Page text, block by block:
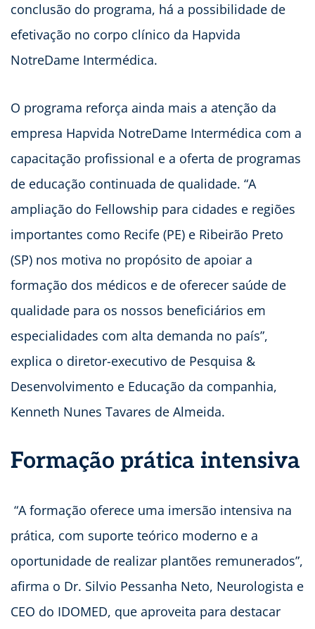
conclusão do programa, há a possibilidade de
efetivação no corpo clínico da Hapvida
NotreDame Intermédica.
O programa reforça ainda mais a atenção da
empresa Hapvida NotreDame Intermédica com a
capacitação profissional e a oferta de programas
de educação continuada de qualidade. “A
ampliação do Fellowship para cidades e regiões
importantes como Recife (PE) e Ribeirão Preto
(SP) nos motiva no propósito de apoiar a
formação dos médicos e de oferecer saúde de
qualidade para os nossos beneficiários em
especialidades com alta demanda no país”,
explica o diretor-executivo de Pesquisa &
Desenvolvimento e Educação da companhia,
Kenneth Nunes Tavares de Almeida.
Formação prática intensiva
“A formação oferece uma imersão intensiva na
prática, com suporte teórico moderno e a
oportunidade de realizar plantões remunerados”,
afirma o Dr. Silvio Pessanha Neto, Neurologista e
CEO do IDOMED, que aproveita para destacar